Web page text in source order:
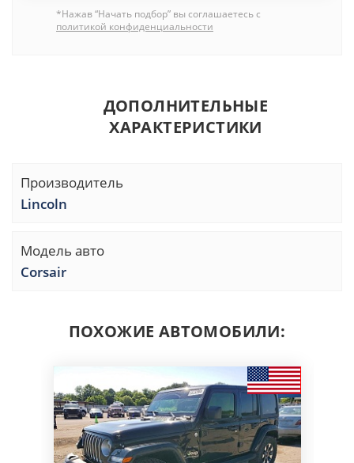
*Нажав “Начать подбор” вы соглашаетесь с
политикой конфиденциальности
ДОПОЛНИТЕЛЬНЫЕ
ХАРАКТЕРИСТИКИ
Производитель
Lincoln
Модель авто
Corsair
ПОХОЖИЕ АВТОМОБИЛИ: